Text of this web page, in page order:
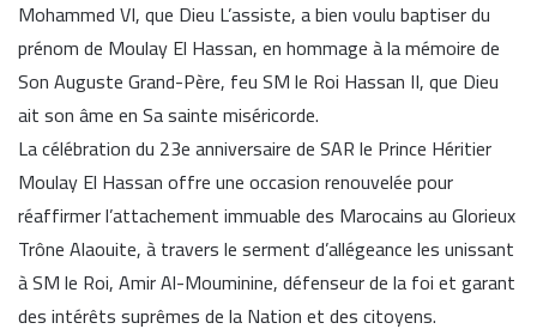
Mohammed VI, que Dieu L’assiste, a bien voulu baptiser du
prénom de Moulay El Hassan, en hommage à la mémoire de
Son Auguste Grand-Père, feu SM le Roi Hassan II, que Dieu
ait son âme en Sa sainte miséricorde.
La célébration du 23e anniversaire de SAR le Prince Héritier
Moulay El Hassan offre une occasion renouvelée pour
réaffirmer l’attachement immuable des Marocains au Glorieux
Trône Alaouite, à travers le serment d’allégeance les unissant
à SM le Roi, Amir Al-Mouminine, défenseur de la foi et garant
des intérêts suprêmes de la Nation et des citoyens.